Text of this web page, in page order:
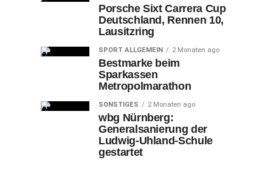
Porsche Sixt Carrera Cup
Deutschland, Rennen 10,
Lausitzring
SPORT ALLGEMEIN 2 Monaten ago
Bestmarke beim
Sparkassen
Metropolmarathon
SONSTIGES 2 Monaten ago
wbg Nürnberg:
Generalsanierung der
Ludwig-Uhland-Schule
gestartet